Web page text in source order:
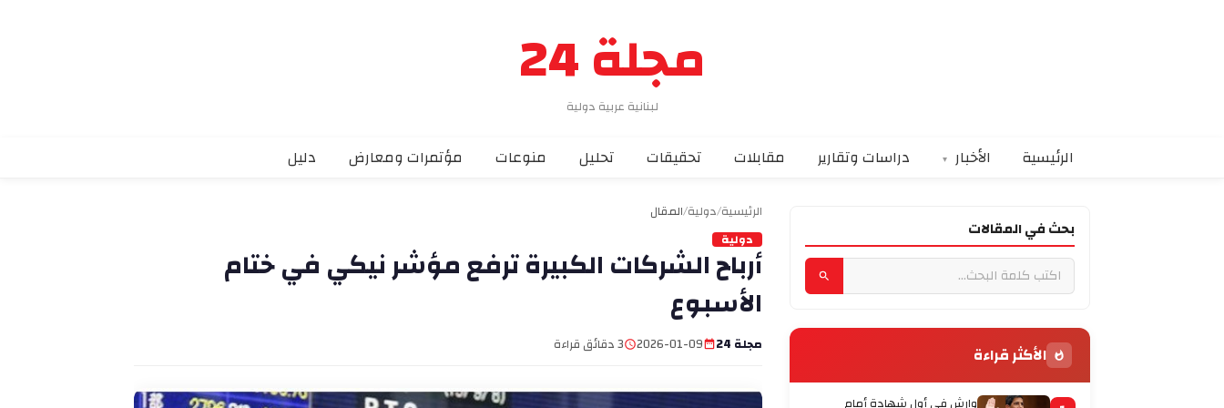
مجلة 24
لبنانية عربية دولية
الرئيسية الأخبار دراسات وتقارير مقابلات تحقيقات تحليل منوعات مؤتمرات ومعارض دليل
الرئيسية/دولية/المقال
دولية
أرباح الشركات الكبيرة ترفع مؤشر نيكي في ختام
الأسبوع
مجلة 24 2026-01-09 3 دقائق قراءة
بحث في المقالات
الأكثر قراءة
وارش في أول شهادة أمام